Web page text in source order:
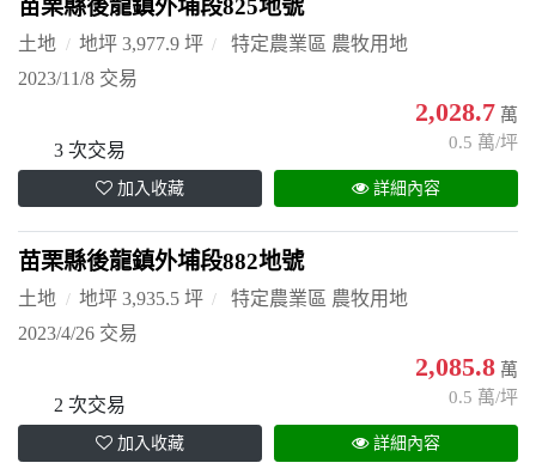
苗栗縣後龍鎮外埔段825地號
土地 地坪 3,977.9 坪
特定農業區 農牧用地
2023/11/8 交易
3 次交易
2,028.7 萬
0.5 萬/坪
加入收藏 詳細內容
苗栗縣後龍鎮外埔段882地號
土地 地坪 3,935.5 坪
特定農業區 農牧用地
2023/4/26 交易
2 次交易
2,085.8 萬
0.5 萬/坪
加入收藏 詳細內容